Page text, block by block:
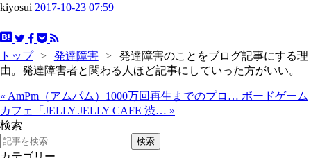
kiyosui 2017-10-23 07:59
トップ > 発達障害 >
発達障害のことをブログ記事にする理
由。発達障害者と関わる人ほど記事にしていった方がいい。
« AmPm（アムパム）1000万回再生までのプロ… ボードゲーム
カフェ「JELLY JELLY CAFE 渋… »
検索